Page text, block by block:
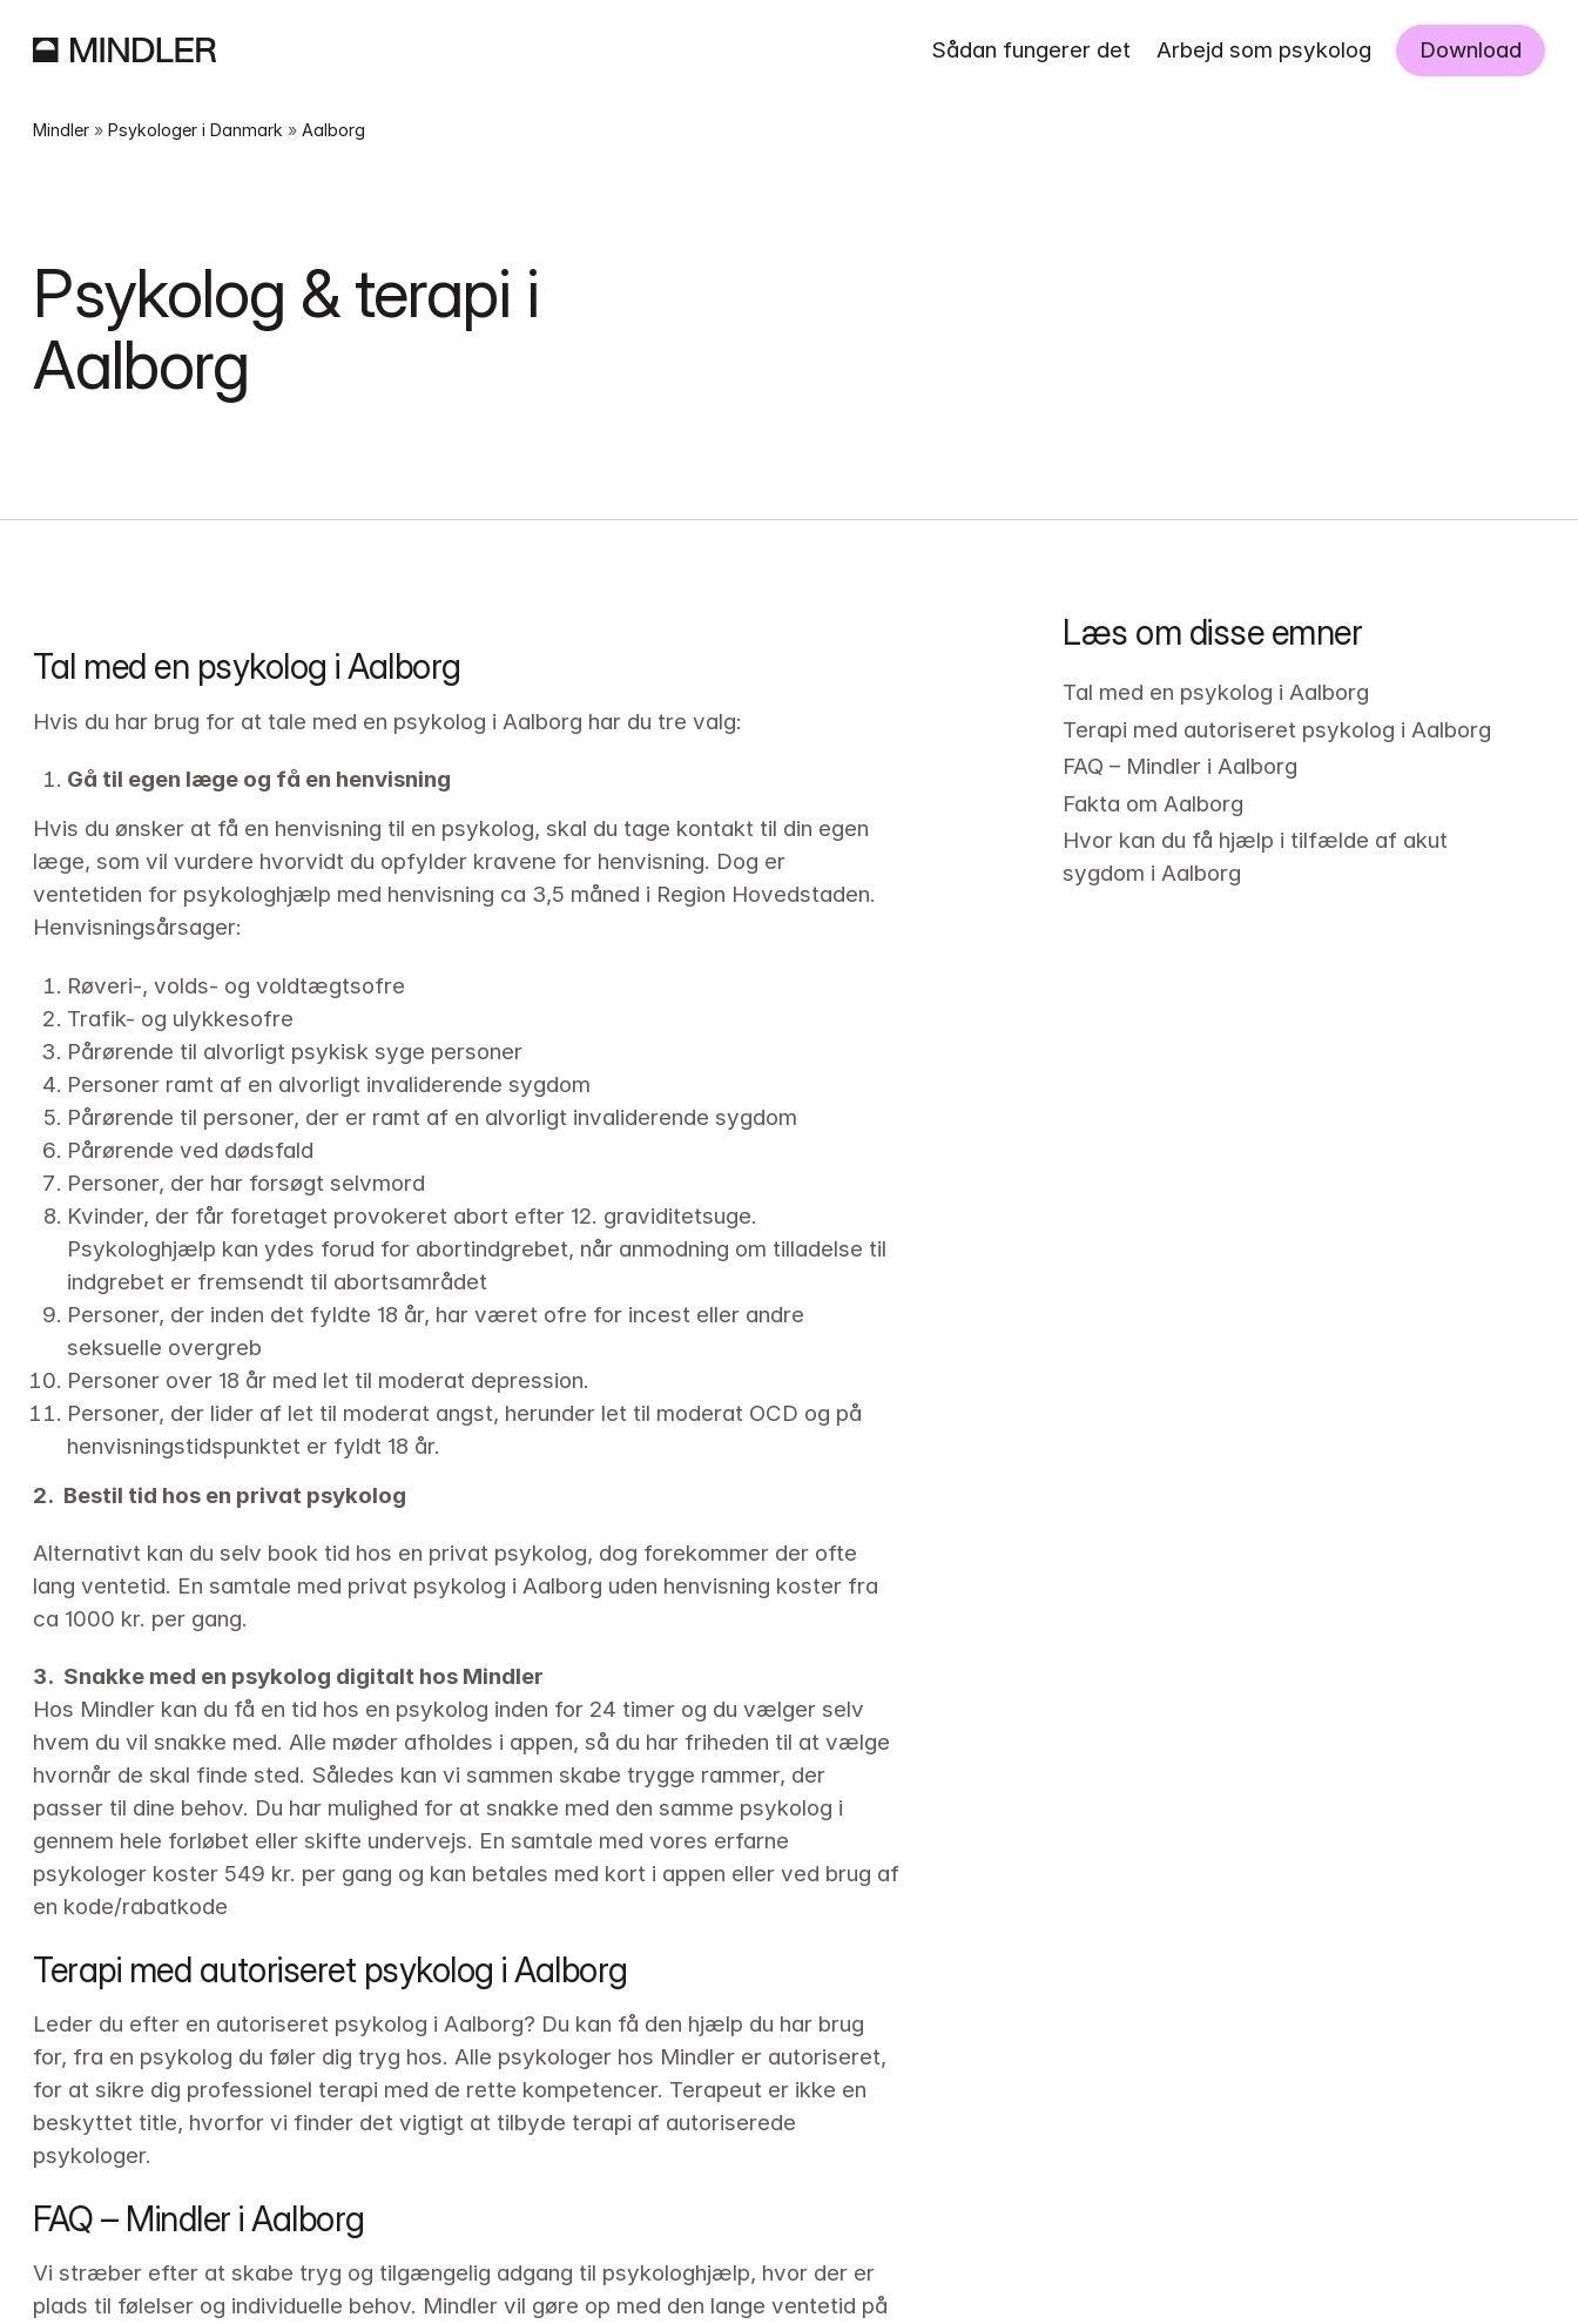
Sådan fungerer det Arbejd som psykolog Download
Mindler » Psykologer i Danmark » Aalborg
Psykolog & terapi i
Aalborg
Tal med en psykolog i Aalborg
Hvis du har brug for at tale med en psykolog i Aalborg har du tre valg:
Gå til egen læge og få en henvisning
Hvis du ønsker at få en henvisning til en psykolog, skal du tage kontakt til din egen
læge, som vil vurdere hvorvidt du opfylder kravene for henvisning. Dog er
ventetiden for psykologhjælp med henvisning ca 3,5 måned i Region Hovedstaden.
Henvisningsårsager:
Røveri-, volds- og voldtægtsofre
Trafik- og ulykkesofre
Pårørende til alvorligt psykisk syge personer
Personer ramt af en alvorligt invaliderende sygdom
Pårørende til personer, der er ramt af en alvorligt invaliderende sygdom
Pårørende ved dødsfald
Personer, der har forsøgt selvmord
Kvinder, der får foretaget provokeret abort efter 12. graviditetsuge.
Psykologhjælp kan ydes forud for abortindgrebet, når anmodning om tilladelse til
indgrebet er fremsendt til abortsamrådet
Personer, der inden det fyldte 18 år, har været ofre for incest eller andre
seksuelle overgreb
Personer over 18 år med let til moderat depression.
Personer, der lider af let til moderat angst, herunder let til moderat OCD og på
henvisningstidspunktet er fyldt 18 år.
2.  Bestil tid hos en privat psykolog
Alternativt kan du selv book tid hos en privat psykolog, dog forekommer der ofte
lang ventetid. En samtale med privat psykolog i Aalborg uden henvisning koster fra
ca 1000 kr. per gang.
3.  Snakke med en psykolog digitalt hos Mindler
Hos Mindler kan du få en tid hos en psykolog inden for 24 timer og du vælger selv
hvem du vil snakke med. Alle møder afholdes i appen, så du har friheden til at vælge
hvornår de skal finde sted. Således kan vi sammen skabe trygge rammer, der
passer til dine behov. Du har mulighed for at snakke med den samme psykolog i
gennem hele forløbet eller skifte undervejs. En samtale med vores erfarne
psykologer koster 549 kr. per gang og kan betales med kort i appen eller ved brug af
en kode/rabatkode
Terapi med autoriseret psykolog i Aalborg
Leder du efter en autoriseret psykolog i Aalborg? Du kan få den hjælp du har brug
for, fra en psykolog du føler dig tryg hos. Alle psykologer hos Mindler er autoriseret,
for at sikre dig professionel terapi med de rette kompetencer. Terapeut er ikke en
beskyttet title, hvorfor vi finder det vigtigt at tilbyde terapi af autoriserede
psykologer.
FAQ – Mindler i Aalborg
Vi stræber efter at skabe tryg og tilgængelig adgang til psykologhjælp, hvor der er
plads til følelser og individuelle behov. Mindler vil gøre op med den lange ventetid på
Læs om disse emner
Tal med en psykolog i Aalborg
Terapi med autoriseret psykolog i Aalborg
FAQ – Mindler i Aalborg
Fakta om Aalborg
Hvor kan du få hjælp i tilfælde af akut
sygdom i Aalborg